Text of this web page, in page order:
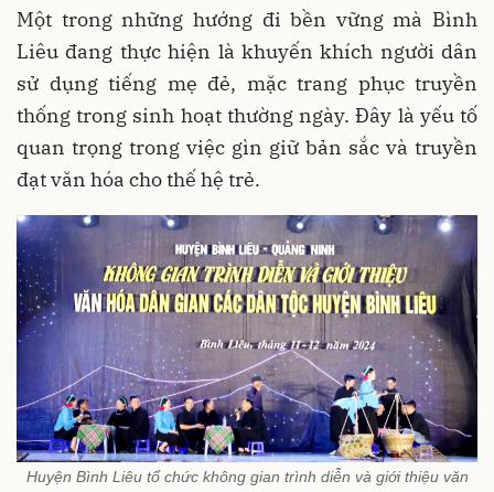
Một trong những hướng đi bền vững mà Bình
Liêu đang thực hiện là khuyến khích người dân
sử dụng tiếng mẹ đẻ, mặc trang phục truyền
thống trong sinh hoạt thường ngày. Đây là yếu tố
quan trọng trong việc gìn giữ bản sắc và truyền
đạt văn hóa cho thế hệ trẻ.
Huyện Bình Liêu tổ chức không gian trình diễn và giới thiệu văn